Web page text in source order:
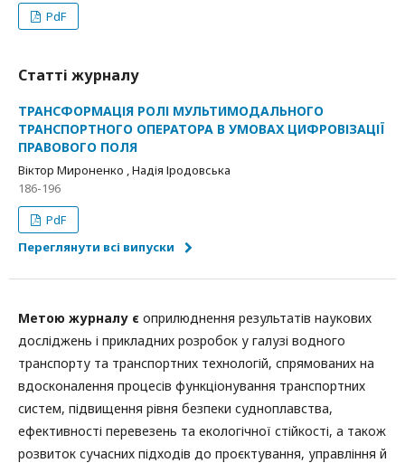
PdF
Статті журналу
ТРАНСФОРМАЦІЯ РОЛІ МУЛЬТИМОДАЛЬНОГО
ТРАНСПОРТНОГО ОПЕРАТОРА В УМОВАХ ЦИФРОВІЗАЦІЇ
ПРАВОВОГО ПОЛЯ
Віктор Мироненко , Надія Іродовська
186-196
PdF
Переглянути всі випуски
Метою журналу є оприлюднення результатів наукових
досліджень і прикладних розробок у галузі водного
транспорту та транспортних технологій, спрямованих на
вдосконалення процесів функціонування транспортних
систем, підвищення рівня безпеки судноплавства,
ефективності перевезень та екологічної стійкості, а також
розвиток сучасних підходів до проєктування, управління й